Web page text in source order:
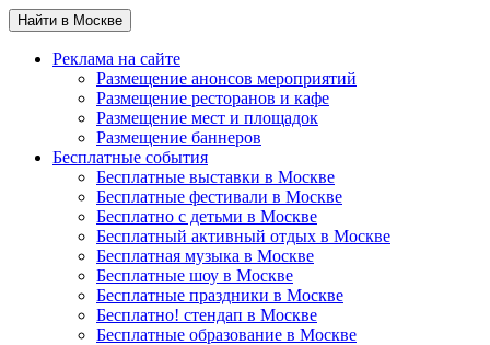
Найти в Москве
Реклама на сайте
Размещение анонсов мероприятий
Размещение ресторанов и кафе
Размещение мест и площадок
Размещение баннеров
Бесплатные события
Бесплатные выставки в Москве
Бесплатные фестивали в Москве
Бесплатно с детьми в Москве
Бесплатный активный отдых в Москве
Бесплатная музыка в Москве
Бесплатные шоу в Москве
Бесплатные праздники в Москве
Бесплатно! стендап в Москве
Бесплатные образование в Москве